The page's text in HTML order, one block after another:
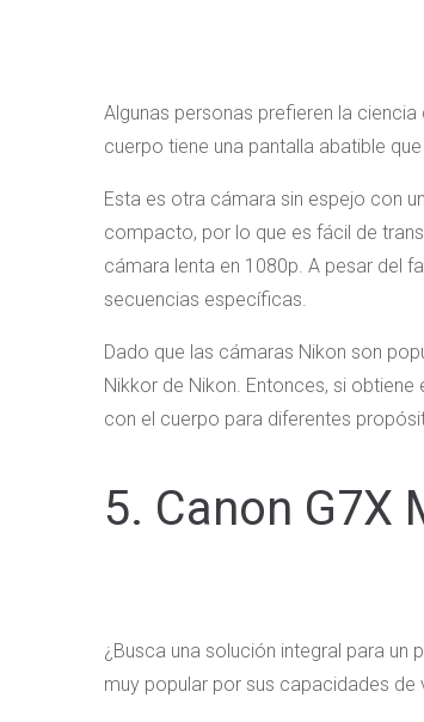
Algunas personas prefieren la
cuerpo tiene una pantalla abatible
Esta es otra cámara sin espejo con
compacto, por lo que es fácil de
cámara lenta en 1080p. A pesar del
secuencias específicas.
Dado que las cámaras Nikon son
Nikkor de Nikon. Entonces, si
con el cuerpo para diferentes
5. Canon G7X
¿Busca una solución integral para un
muy popular por sus capacidades